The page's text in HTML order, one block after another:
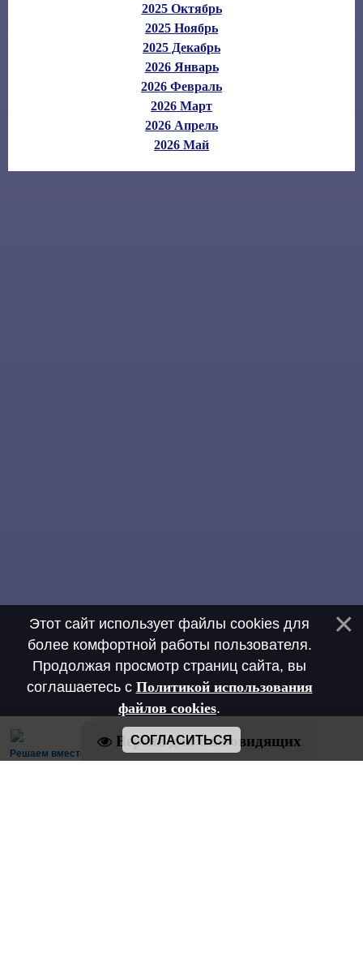
Версия для слабовидящих
2025 Октябрь
2025 Ноябрь
2025 Декабрь
2026 Январь
2026 Февраль
2026 Март
2026 Апрель
2026 Май
Решаем вместе
Этот сайт использует файлы cookies для
более комфортной работы пользователя.
Продолжая просмотр страниц сайта, вы
соглашаетесь с Политикой использования
файлов cookies.
СОГЛАСИТЬСЯ